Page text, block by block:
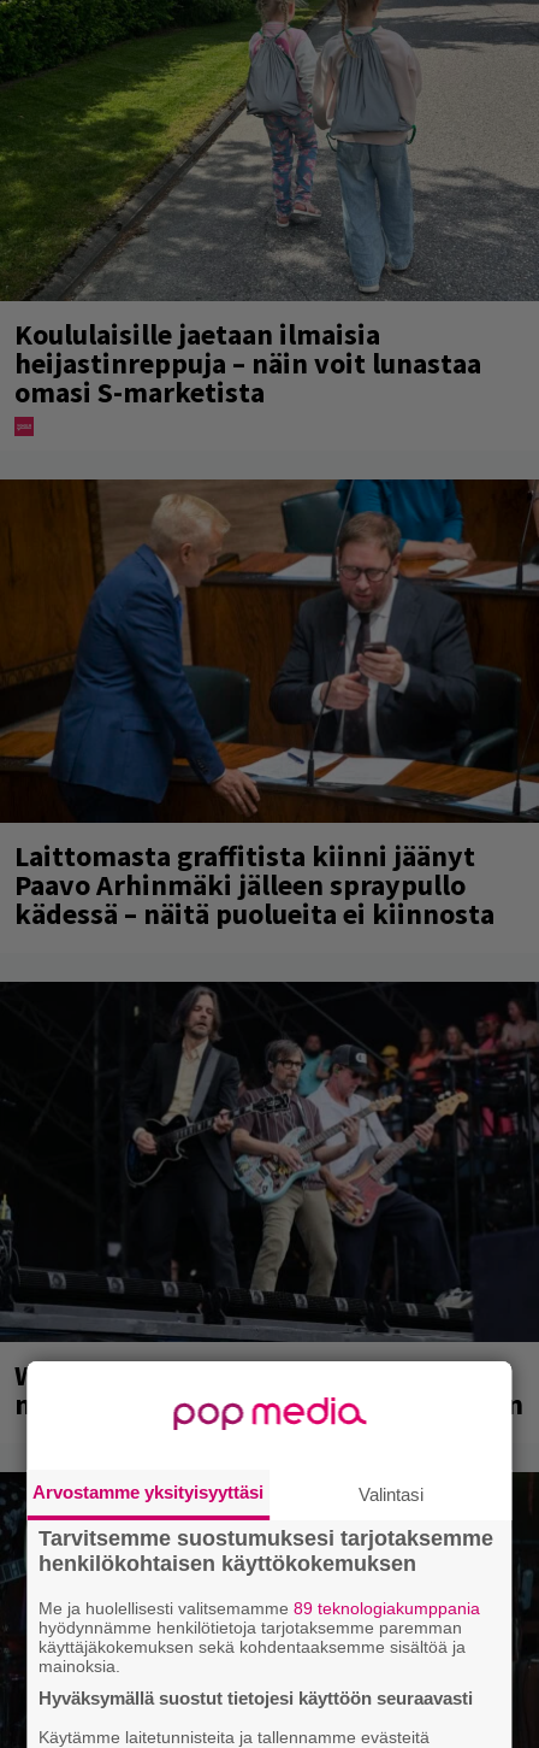
Koululaisille jaetaan ilmaisia
heijastinreppuja – näin voit lunastaa
omasi S-marketista
Laittomasta graffitista kiinni jäänyt
Paavo Arhinmäki jälleen spraypullo
kädessä – näitä puolueita ei kiinnosta
Weezer palaa Suomeen yli
neljännesvuosisadan odotuksen jälkeen
Arvostamme yksityisyyttäsi Valintasi
Tarvitsemme suostumuksesi tarjotaksemme
henkilökohtaisen käyttökokemuksen
Me ja huolellisesti valitsemamme89 teknologiakumppania
hyödynnämme henkilötietoja tarjotaksemme paremman
käyttäjäkokemuksen sekä kohdentaaksemme sisältöä ja
mainoksia.
Hyväksymällä suostut tietojesi käyttöön seuraavasti
Käytämme laitetunnisteita ja tallennamme evästeitä